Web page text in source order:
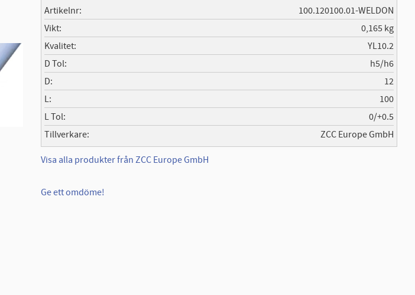
Artikelnr
100.120100.01-WELDON
Vikt
0,165 kg
Kvalitet
YL10.2
D Tol
h5/h6
D
12
L
100
L Tol
0/+0.5
Tillverkare
ZCC Europe GmbH
Visa alla produkter från ZCC Europe GmbH
Ge ett omdöme!